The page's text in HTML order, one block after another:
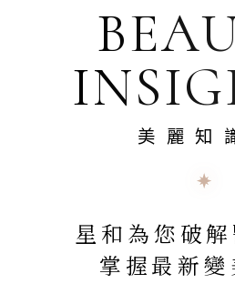
美麗知
星和為您破
掌握最新變